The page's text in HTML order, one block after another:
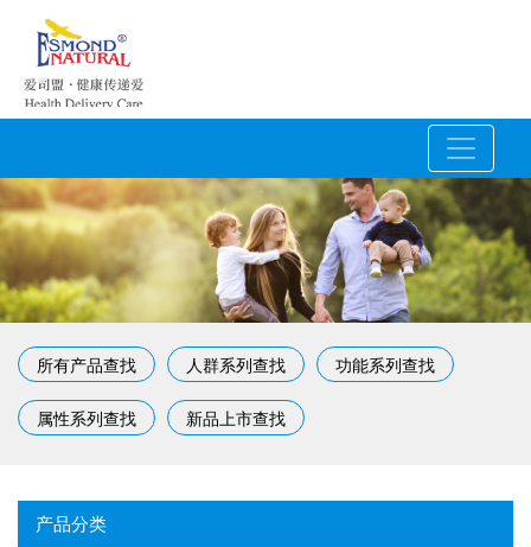
所有产品查找 人群系列查找 功能系列查找
属性系列查找 新品上市查找
产品分类